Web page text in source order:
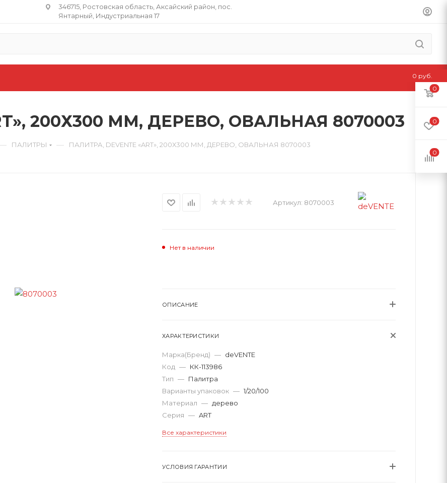
346715, Ростовская область​, Аксайский район, пос.
Янтарный, Индустриальная 17
200Х300 ММ, ДЕРЕВО, ОВАЛЬНАЯ 8070003
ПАЛИТРЫ — ПАЛИТРА, DEVENTE «ART», 200Х300 ММ, ДЕРЕВО, ОВАЛЬНАЯ 8070003
Артикул: 8070003
Нет в наличии
ОПИСАНИЕ
ХАРАКТЕРИСТИКИ
Марка(Бренд) — deVENTE
Код — КК-113986
Тип — Палитра
Варианты упаковок — 1/20/100
Материал — дерево
Серия — ART
Все характеристики
УСЛОВИЯ ГАРАНТИИ
0
0
0
0 руб.